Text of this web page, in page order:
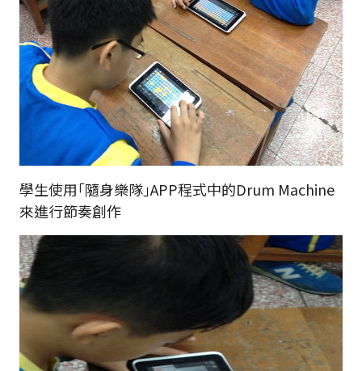
學生使用｢隨身樂隊｣APP程式中的Drum Machine
來進行節奏創作